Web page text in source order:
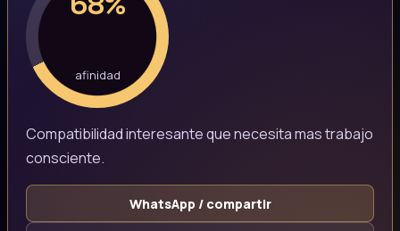
afinidad
Compatibilidad interesante que necesita mas trabajo
consciente.
WhatsApp / compartir